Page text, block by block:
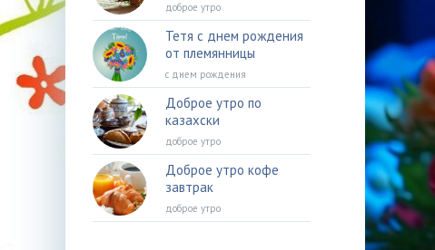
доброе утро
Тетя с днем рождения
от племянницы
с днем рождения
Доброе утро по
казахски
доброе утро
Доброе утро кофе
завтрак
доброе утро